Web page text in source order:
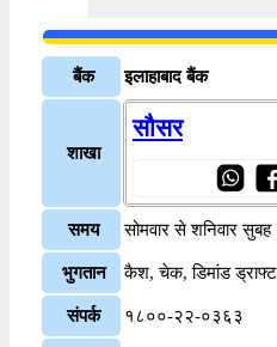
बैंक इलाहाबाद बैंक
शाखा
सौसर
समय सोमवार से शनिवार
भुगतान कैश, चेक, डिमांड
संपर्क १८००-२२-०३६३